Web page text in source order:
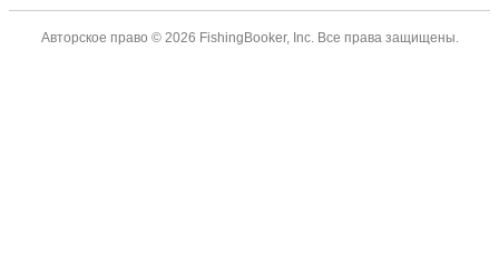
Авторское право © 2026 FishingBooker, Inc. Все права защищены.